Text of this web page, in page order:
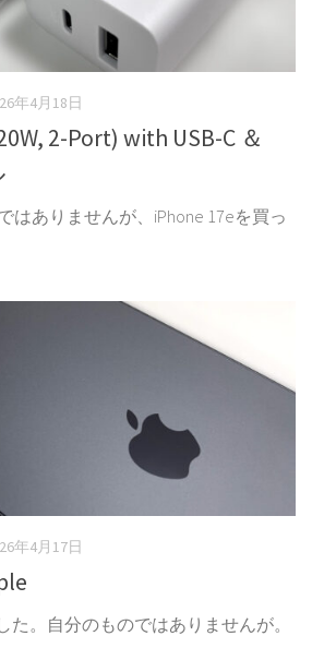
年4月18日
2-Port) with USB-C ＆
はありませんが、iPhone 17eを買っ
年4月17日
た。自分のものではありませんが。